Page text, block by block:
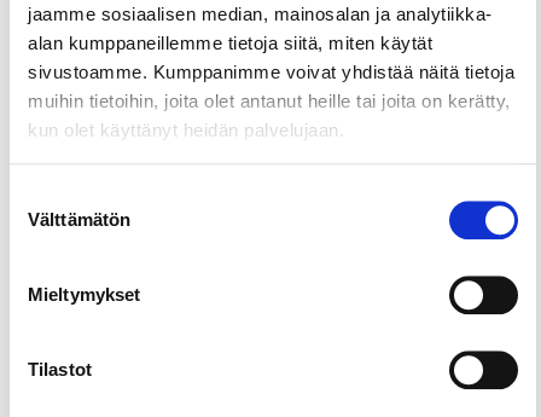
jaamme sosiaalisen median, mainosalan ja analytiikka-
alan kumppaneillemme tietoja siitä, miten käytät
sivustoamme. Kumppanimme voivat yhdistää näitä tietoja
muihin tietoihin, joita olet antanut heille tai joita on kerätty,
kun olet käyttänyt heidän palvelujaan.
valinta
Välttämätön
Mieltymykset
Tilastot
Lenkin alkupää löytyy Karjulankosken padon
vierestä, ja auton voit jättää tien toiselta puolelta
löytyvälle P-paikalle. Reitin kiertää muutamassa
tunnissa, riippuen siitä kuinka pitkäksi aikaa